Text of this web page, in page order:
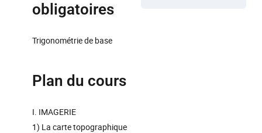
obligatoires
Trigonométrie de base
Plan du cours
I. IMAGERIE
1) La carte topographique